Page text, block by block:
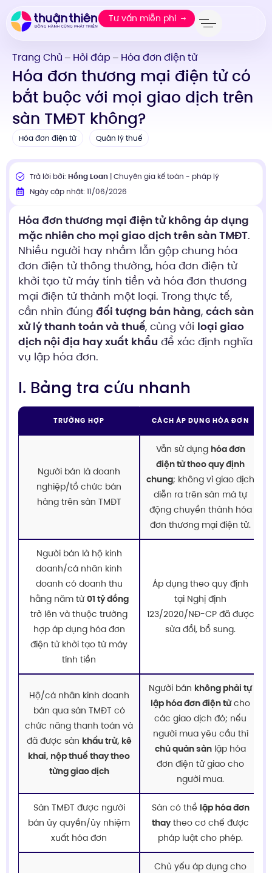
Tư vấn miễn phí
Trang Chủ — Hỏi đáp — Hóa đơn điện tử
Hóa đơn thương mại điện tử có
bắt buộc với mọi giao dịch trên
sàn TMĐT không?
Hóa đơn điện tử Quản lý thuế
Trả lời bởi: Hồng Loan| Chuyên gia kế toán - pháp lý
Ngày cập nhật: 11/06/2026
Hóa đơn thương mại điện tử không áp dụng
mặc nhiên cho mọi giao dịch trên sàn TMĐT.
Nhiều người hay nhầm lẫn gộp chung hóa
đơn điện tử thông thường, hóa đơn điện tử
khởi tạo từ máy tính tiền và hóa đơn thương
mại điện tử thành một loại. Trong thực tế,
cần nhìn đúng đối tượng bán hàng, cách sàn
xử lý thanh toán và thuế, cùng với loại giao
dịch nội địa hay xuất khẩu để xác định nghĩa
vụ lập hóa đơn.
I. Bảng tra cứu nhanh
TRƯỜNG HỢP CÁCH ÁP DỤNG HÓA ĐƠN
Người bán là doanh
nghiệp/tổ chức bán
hàng trên sàn TMĐT
Vẫn sử dụng hóa đơn
điện tử theo quy định
chung; không vì giao dịch
diễn ra trên sàn mà tự
động chuyển thành hóa
đơn thương mại điện tử.
Người bán là hộ kinh
doanh/cá nhân kinh
doanh có doanh thu
hằng năm từ 01 tỷ đồng
trở lên và thuộc trường
hợp áp dụng hóa đơn
điện tử khởi tạo từ máy
tính tiền
Áp dụng theo quy định
tại Nghị định
123/2020/NĐ-CP đã được
sửa đổi, bổ sung.
Hộ/cá nhân kinh doanh
bán qua sàn TMĐT có
chức năng thanh toán và
đã được sàn khấu trừ, kê
khai, nộp thuế thay theo
từng giao dịch
Người bán không phải tự
lập hóa đơn điện tửcho
các giao dịch đó; nếu
người mua yêu cầu thì
chủ quản sàn lập hóa
đơn điện tử giao cho
người mua.
Sàn TMĐT được người
bán ủy quyền/ủy nhiệm
xuất hóa đơn
Sàn có thể lập hóa đơn
thaytheo cơ chế được
pháp luật cho phép.
Chủ yếu áp dụng cho